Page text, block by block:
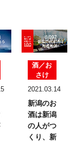
酒／お
さけ
2021.03.14
新潟のお
酒は新潟
の人がつ
くり、 新